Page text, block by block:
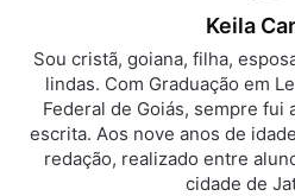
Keila
Sou cristã, goiana, filha,
lindas. Com Graduação em
Federal de Goiás, sempre fui
escrita. Aos nove anos de
redação, realizado entre
cidade de